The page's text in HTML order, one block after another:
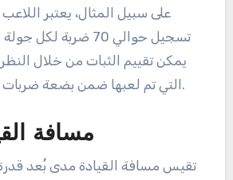
على سبيل المثال، يعتبر
تسجيل حوالي 70 ضربة
يمكن تقييم الثبات من خلال
التي تم لعبها ضمن بضعة ضربات من ذلك المتوسط.
مسافة
تقيس مسافة القيادة مدى بُعد